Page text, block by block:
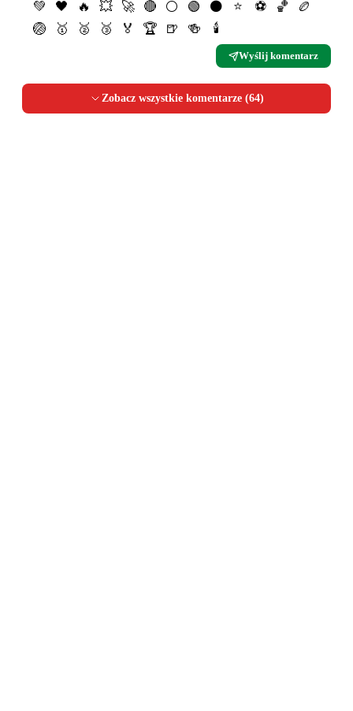
💚
🖤 🔥 💥 🚀 🔴 ⚪️ 🟢 ⚫️ ⭐️ ⚽️ 🏀
🏉
🏐
🥇 🥈 🥉 🏅 🏆 🍺 🍻 🕯
Wyślij komentarz
Zobacz wszystkie komentarze (64)